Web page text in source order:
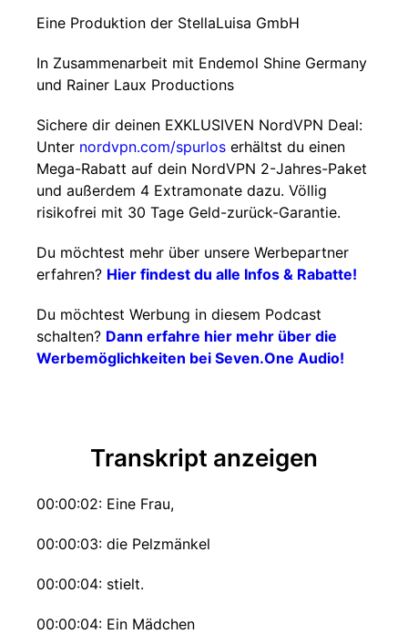
Eine Produktion der StellaLuisa GmbH
In Zusammenarbeit mit Endemol Shine Germany
und Rainer Laux Productions
Sichere dir deinen EXKLUSIVEN NordVPN Deal:
Unter nordvpn.com/spurlos erhältst du einen
Mega-Rabatt auf dein NordVPN 2-Jahres-Paket
und außerdem 4 Extramonate dazu. Völlig
risikofrei mit 30 Tage Geld-zurück-Garantie.
Du möchtest mehr über unsere Werbepartner
erfahren? Hier findest du alle Infos & Rabatte!
Du möchtest Werbung in diesem Podcast
schalten? Dann erfahre hier mehr über die
Werbemöglichkeiten bei Seven.One Audio!
Transkript anzeigen
00:00:02: Eine Frau,
00:00:03: die Pelzmänkel
00:00:04: stielt.
00:00:04: Ein Mädchen